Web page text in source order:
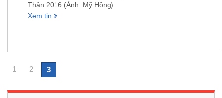
Thân 2016 (Ảnh: Mỹ Hồng)
Xem tin
1 2 3